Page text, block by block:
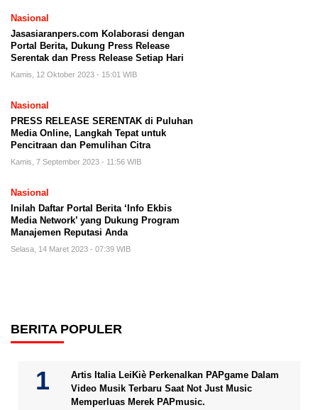
Nasional
Jasasiaranpers.com Kolaborasi dengan
Portal Berita, Dukung Press Release
Serentak dan Press Release Setiap Hari
Kamis, 12 Oktober 2023 - 15:01 WIB
Nasional
PRESS RELEASE SERENTAK di Puluhan
Media Online, Langkah Tepat untuk
Pencitraan dan Pemulihan Citra
Kamis, 7 September 2023 - 11:56 WIB
Nasional
Inilah Daftar Portal Berita ‘Info Ekbis
Media Network’ yang Dukung Program
Manajemen Reputasi Anda
Selasa, 14 Maret 2023 - 07:39 WIB
BERITA POPULER
Artis Italia LeiKiè Perkenalkan PAPgame Dalam
Video Musik Terbaru Saat Not Just Music
Memperluas Merek PAPmusic.